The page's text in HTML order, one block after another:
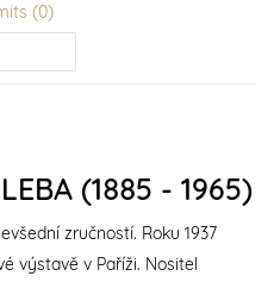
(0)
(1885 - 1965)
zručností. Roku 1937
výstavě v Paříži. Nositel